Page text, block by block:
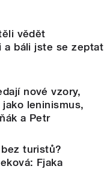
vědět
a báli jste se zeptat
nové vzory,
leninismus,
a Petr
turistů?
Fjaka